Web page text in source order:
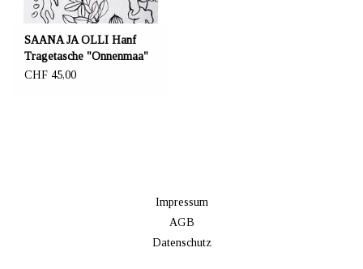
SAANA JA OLLI Hanf
Tragetasche "Onnenmaa"
46x46 cm
CHF 45,00
Impressum
AGB
Datenschutz